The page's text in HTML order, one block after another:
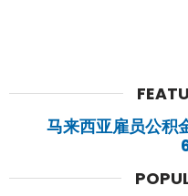
马来西亚雇员公积